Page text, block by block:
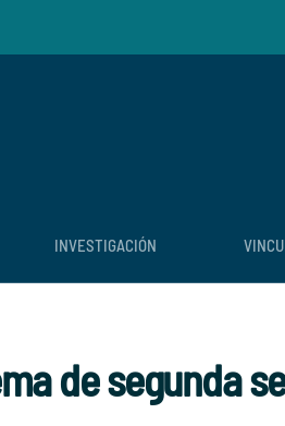
INVESTIGACIÓN
de segunda